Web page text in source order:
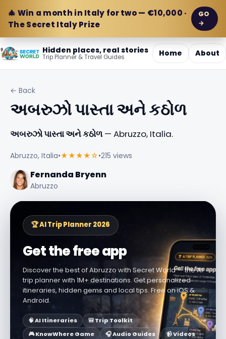
🎄 Win a month in Italy for two — €10,000 ·
The Secret Italy Prize
GO
→
Hidden places, real stories
Trip Planner & Travel Guides Home About
← Back
અબરુઝો પાસ્તા અને કઠોળ
અબરુઝો પાસ્તા અને કઠોળ— Abruzzo, Italia.
Abruzzo, Italia•★★★★☆•215 views
Fernanda Bryenn
Abruzzo
🏆 AI Trip Planner 2026
Get the free app
Discover the best of Abruzzo with Secret World — the AI
trip planner with 1M+ destinations. Get personalized
itineraries, hidden gems and local tips. Free on iOS &
Android.
🧠 AI Itineraries
🎒 Trip Toolkit
🎮 KnowWhere Game
🎧 Audio Guides 📹 Videos